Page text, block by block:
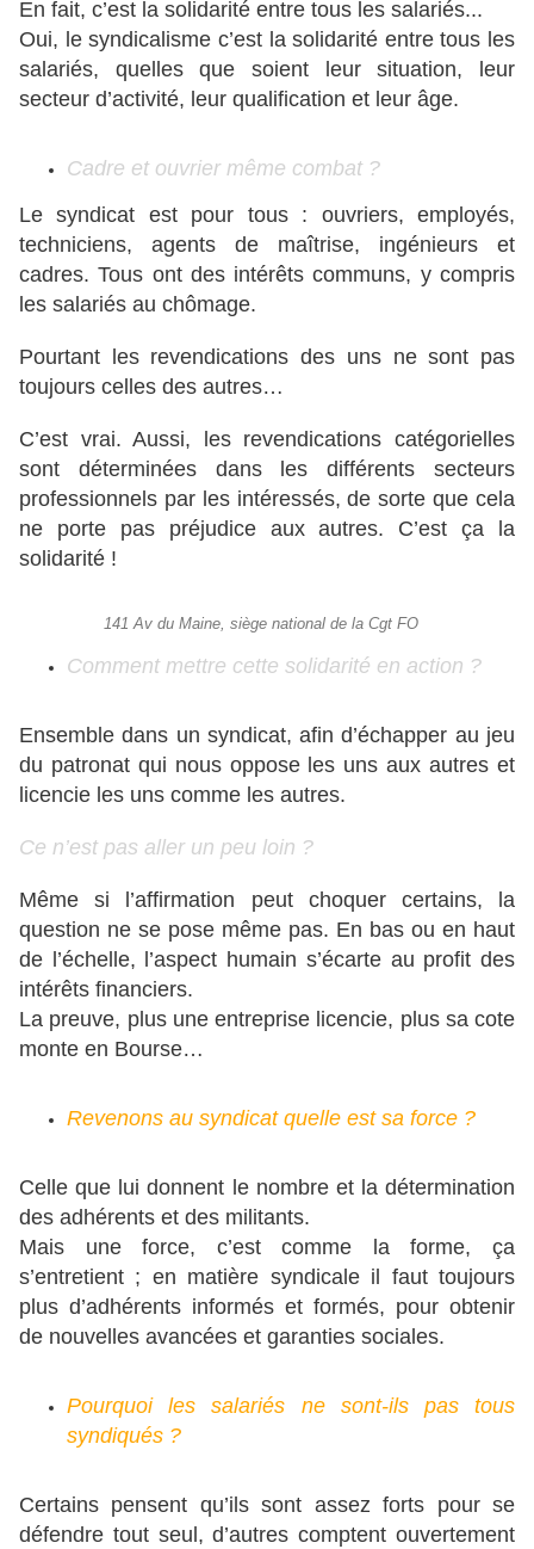
En fait, c’est la solidarité entre tous les salariés...
Oui, le syndicalisme c’est la solidarité entre tous les
salariés, quelles que soient leur situation, leur
secteur d’activité, leur qualification et leur âge.
Cadre et ouvrier même combat ?
Le syndicat est pour tous : ouvriers, employés,
techniciens, agents de maîtrise, ingénieurs et
cadres. Tous ont des intérêts communs, y compris
les salariés au chômage.
Pourtant les revendications des uns ne sont pas
toujours celles des autres…
C’est vrai. Aussi, les revendications catégorielles
sont déterminées dans les différents secteurs
professionnels par les intéressés, de sorte que cela
ne porte pas préjudice aux autres. C’est ça la
solidarité !
141 Av du Maine, siège national de la Cgt FO
Comment mettre cette solidarité en action ?
Ensemble dans un syndicat, afin d’échapper au jeu
du patronat qui nous oppose les uns aux autres et
licencie les uns comme les autres.
Ce n’est pas aller un peu loin ?
Même si l’affirmation peut choquer certains, la
question ne se pose même pas. En bas ou en haut
de l’échelle, l’aspect humain s’écarte au profit des
intérêts financiers.
La preuve, plus une entreprise licencie, plus sa cote
monte en Bourse…
Revenons au syndicat quelle est sa force ?
Celle que lui donnent le nombre et la détermination
des adhérents et des militants.
Mais une force, c’est comme la forme, ça
s’entretient ; en matière syndicale il faut toujours
plus d’adhérents informés et formés, pour obtenir
de nouvelles avancées et garanties sociales.
Pourquoi les salariés ne sont-ils pas tous
syndiqués ?
Certains pensent qu’ils sont assez forts pour se
défendre tout seul, d’autres comptent ouvertement